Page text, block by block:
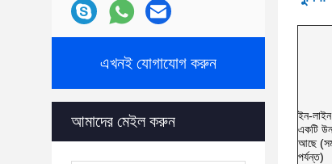
এখনই যোগাযোগ করুন
আমাদের মেইল করুন
ইন-
একটি
আছে
পর্যন্ত)